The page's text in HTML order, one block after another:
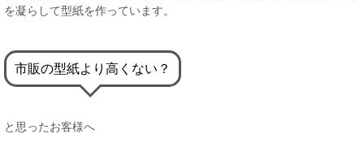
を凝らして型紙を作っています。
市販の型紙より高くない？
と思ったお客様へ